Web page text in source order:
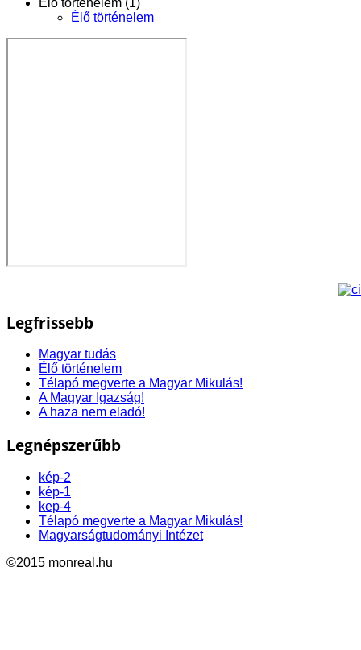
Élő történelem (1)
Élő történelem
Legfrissebb
Magyar tudás
Élő történelem
Télapó megverte a Magyar Mikulás!
A Magyar Igazság!
A haza nem eladó!
Legnépszerűbb
kép-2
kép-1
kep-4
Télapó megverte a Magyar Mikulás!
Magyarságtudományi Intézet
©2015 monreal.hu